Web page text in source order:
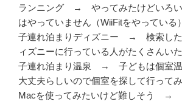
ランニング → やってみたけどいろい
はやっていません（WiiFitをやっている）
子連れ泊まりディズニー → 検索した
ィズニーに行っている人がたくさんい
子連れ泊まり温泉 → 子どもは個室温
大丈夫らしいので個室を探して行って
Macを使ってみたいけど難しそう →